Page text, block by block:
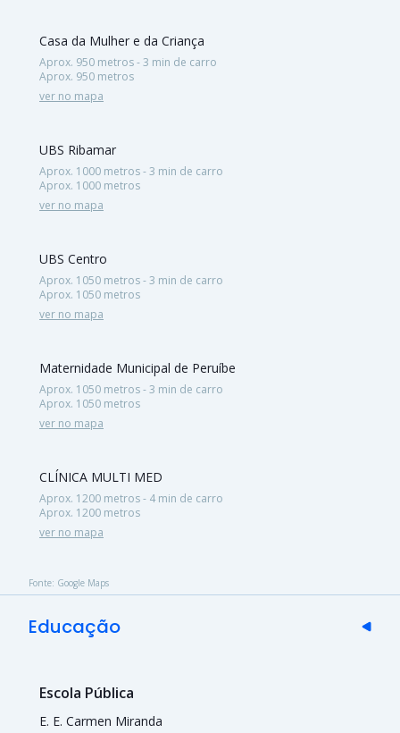
Casa da Mulher e da Criança
Aprox. 950 metros - 3 min de carro
Aprox. 950 metros
ver no mapa
UBS Ribamar
Aprox. 1000 metros - 3 min de carro
Aprox. 1000 metros
ver no mapa
UBS Centro
Aprox. 1050 metros - 3 min de carro
Aprox. 1050 metros
ver no mapa
Maternidade Municipal de Peruíbe
Aprox. 1050 metros - 3 min de carro
Aprox. 1050 metros
ver no mapa
CLÍNICA MULTI MED
Aprox. 1200 metros - 4 min de carro
Aprox. 1200 metros
ver no mapa
Fonte: Google Maps
Educação
Escola Pública
E. E. Carmen Miranda